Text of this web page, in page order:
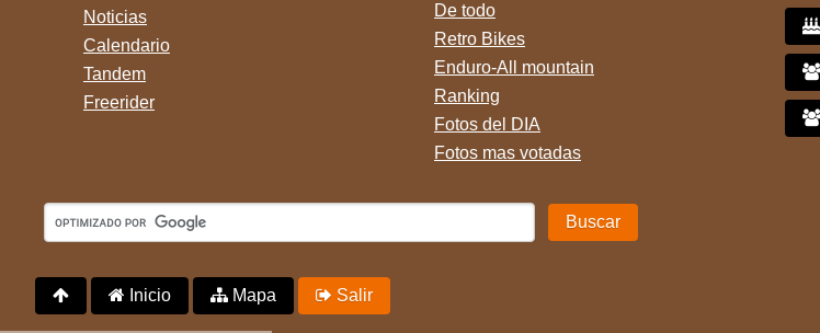
Noticias
Calendario
Tandem
Freerider
De todo
Retro Bikes
Enduro-All mountain
Ranking
Fotos del DIA
Fotos mas votadas
Buscar
Inicio Mapa Salir